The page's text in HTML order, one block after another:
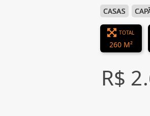
CASAS
TOTAL
260 M²
R$